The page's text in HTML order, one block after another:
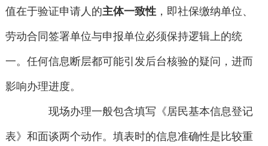
值在于验证申请人的主体一致性，即社保缴纳单位、
劳动合同签署单位与申报单位必须保持逻辑上的统
一。任何信息断层都可能引发后台核验的疑问，进而
影响办理进度。
现场办理一般包含填写《居民基本信息登记
表》和面谈两个动作。填表时的信息准确性是比较重